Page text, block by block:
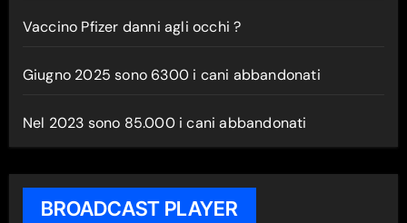
Vaccino Pfizer danni agli occhi ?
Giugno 2025 sono 6300 i cani abbandonati
Nel 2023 sono 85.000 i cani abbandonati
BROADCAST PLAYER